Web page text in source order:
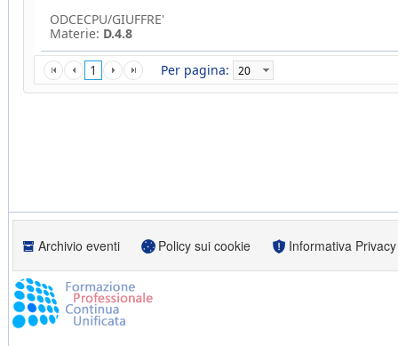
1 Per pagina:
ODCECPU/GIUFFRE'
Materie: D.4.8
Archivio eventi Policy sui cookie Informativa Privacy